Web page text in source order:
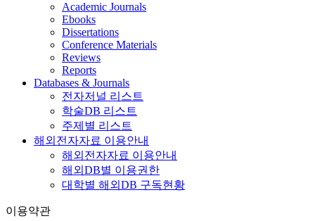
Academic Journals
Ebooks
Dissertations
Conference Materials
Reviews
Reports
Databases & Journals
전자저널 리스트
학술DB 리스트
주제별 리스트
해외전자자료 이용안내
해외전자자료 이용안내
해외DB별 이용권한
대학별 해외DB 구독현황
이용약관